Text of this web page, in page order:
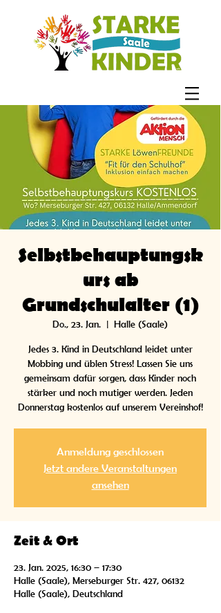
Selbstbehauptungsk
urs ab
Grundschulalter (1)
Do., 23. Jan.
  |
Halle (Saale)
Jedes 3. Kind in Deutschland leidet unter
Mobbing und üblen Stress! Lassen Sie uns
gemeinsam dafür sorgen, dass Kinder noch
stärker und noch mutiger werden. Jeden
Donnerstag kostenlos auf unserem Vereinshof!
Anmeldung geschlossen
Jetzt andere Veranstaltungen
ansehen
Zeit & Ort
23. Jan. 2025, 16:30 – 17:30
Halle (Saale), Merseburger Str. 427, 06132
Halle (Saale), Deutschland